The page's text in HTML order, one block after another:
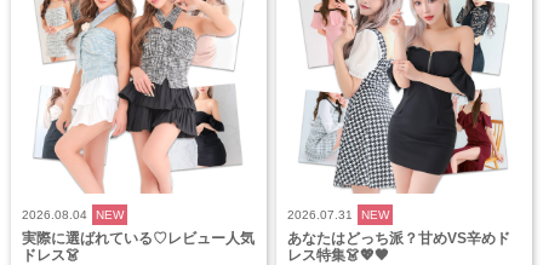
2026.08.04 NEW
実際に選ばれている♡レビュー人気
ドレス👗
2026.07.31 NEW
あなたはどっち派？甘めVS辛めド
レス特集👗💖🖤